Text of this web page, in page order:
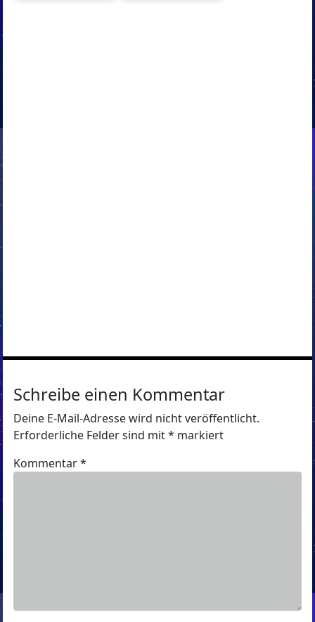
Schreibe einen Kommentar
Deine E-Mail-Adresse wird nicht veröffentlicht.
Erforderliche Felder sind mit* markiert
Kommentar*